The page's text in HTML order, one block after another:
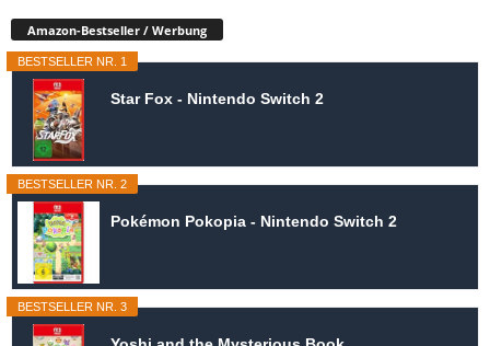
Amazon-Bestseller / Werbung
BESTSELLER NR. 1
Star Fox - Nintendo Switch 2
BESTSELLER NR. 2
Pokémon Pokopia - Nintendo Switch 2
BESTSELLER NR. 3